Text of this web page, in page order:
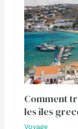
Comment
les îles
Voyage